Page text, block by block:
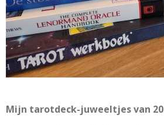
Mijn tarotdeck-juweeltjes van